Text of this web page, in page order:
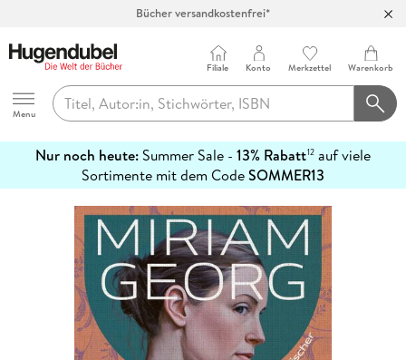
Bücher versandkostenfrei*
Abholung in über 100 Filialen
Hugendubel
Menu
Filiale Konto Merkzettel Warenkorb
Nur noch heute: Summer Sale - 13% Rabatt12 auf viele
Sortimente mit dem CodeSOMMER13
erfahren